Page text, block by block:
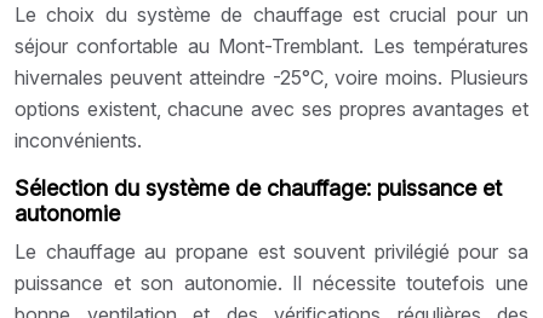
Le choix du système de chauffage est crucial pour un
séjour confortable au Mont-Tremblant. Les températures
hivernales peuvent atteindre -25°C, voire moins. Plusieurs
options existent, chacune avec ses propres avantages et
inconvénients.
Sélection du système de chauffage: puissance et
autonomie
Le chauffage au propane est souvent privilégié pour sa
puissance et son autonomie. Il nécessite toutefois une